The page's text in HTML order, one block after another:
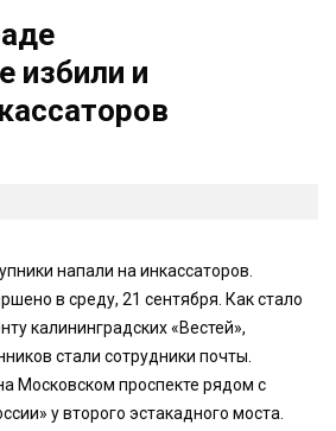
избили и
напали на инкассаторов.
в среду, 21 сентября. Как стало
калининградских «Вестей»,
стали сотрудники почты.
Московском проспекте рядом с
у второго эстакадного моста.